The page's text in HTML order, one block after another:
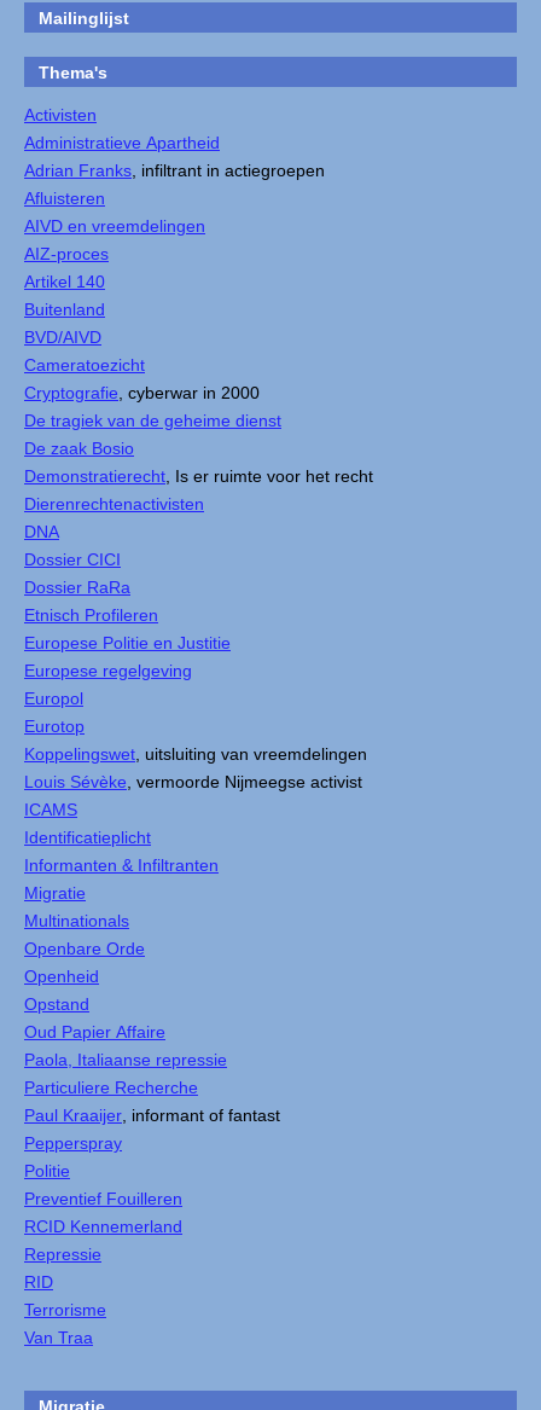
Mailinglijst
Thema's
Activisten
Administratieve Apartheid
Adrian Franks , infiltrant in actiegroepen
Afluisteren
AIVD en vreemdelingen
AIZ-proces
Artikel 140
Buitenland
BVD/AIVD
Cameratoezicht
Cryptografie , cyberwar in 2000
De tragiek van de geheime dienst
De zaak Bosio
Demonstratierecht , Is er ruimte voor het recht
Dierenrechtenactivisten
DNA
Dossier CICI
Dossier RaRa
Etnisch Profileren
Europese Politie en Justitie
Europese regelgeving
Europol
Eurotop
Koppelingswet , uitsluiting van vreemdelingen
Louis Sévèke , vermoorde Nijmeegse activist
ICAMS
Identificatieplicht
Informanten & Infiltranten
Migratie
Multinationals
Openbare Orde
Openheid
Opstand
Oud Papier Affaire
Paola, Italiaanse repressie
Particuliere Recherche
Paul Kraaijer , informant of fantast
Pepperspray
Politie
Preventief Fouilleren
RCID Kennemerland
Repressie
RID
Terrorisme
Van Traa